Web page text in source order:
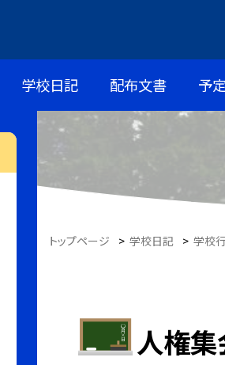
学校日記 配布文書 予
トップページ > 学校日記 > 学校
人権集